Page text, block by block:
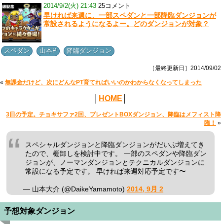
2014/9/2(火) 21:43 25コメント
早ければ来週に、一部スペダンと一部降臨ダンジョンが
常設されるようになるよー。どのダンジョンが対象？
スペダン 山本P 降臨ダンジョン
［最終更新日］2014/09/02
« 無課金だけど、次にどんなPT育てればいいのかわからなくなってしまった
HOME
3日の予定。チョキサファ2回、プレゼントBOXダンジョン、降臨はメフィスト降
臨！ »
スペシャルダンジョンと降臨ダンジョンがだいぶ増えてき
たので、棚卸しを検討中です。 一部のスペダンや降臨ダン
ジョンが、ノーマンダンジョンとテクニカルダンジョンに
常設になる予定です。 早ければ来週対応予定です〜
— 山本大介 (@DaikeYamamoto)2014, 9月 2
予想対象ダンジョン